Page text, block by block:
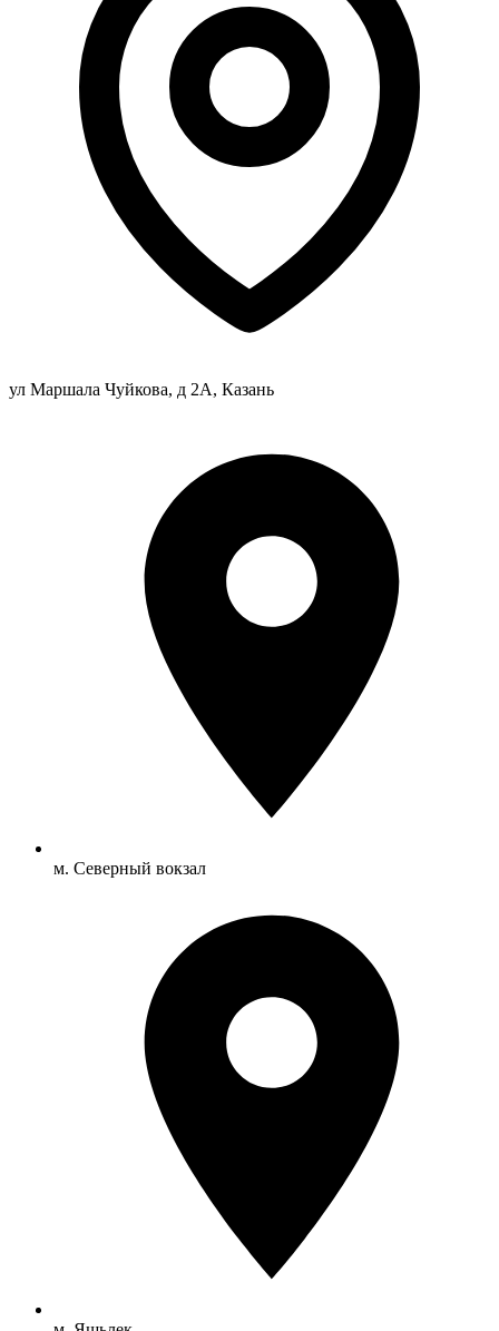
ул Маршала Чуйкова, д 2А, Казань
м. Северный вокзал